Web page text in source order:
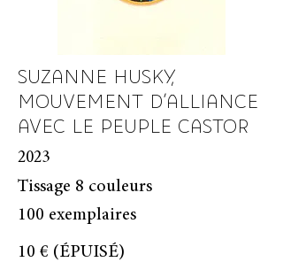
SUZANNE HUSKY,
MOUVEMENT D'ALLIANCE
AVEC LE PEUPLE CASTOR
2023
Tissage 8 couleurs
100 exemplaires
10 € (ÉPUISÉ)